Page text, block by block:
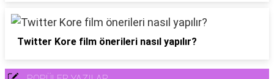
Twitter Kore film önerileri nasıl yapılır?